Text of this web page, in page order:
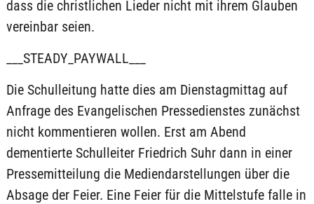
dass die christlichen Lieder nicht mit ihrem Glauben
vereinbar seien.
___STEADY_PAYWALL___
Die Schulleitung hatte dies am Dienstagmittag auf
Anfrage des Evangelischen Pressedienstes zunächst
nicht kommentieren wollen. Erst am Abend
dementierte Schulleiter Friedrich Suhr dann in einer
Pressemitteilung die Mediendarstellungen über die
Absage der Feier. Eine Feier für die Mittelstufe falle in